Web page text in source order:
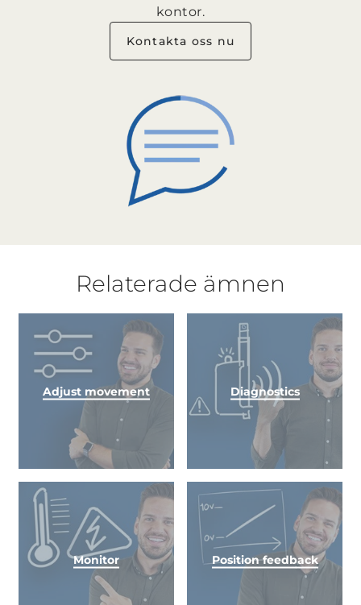
kontor.
Kontakta oss nu
Relaterade ämnen
Adjust movement Diagnostics
Monitor Position feedback